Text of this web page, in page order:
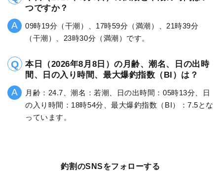
つですか？
09時19分（干潮）、17時59分（満潮）、21時39分
（干潮）、23時30分（満潮）です。
本日（2026年8月8日）の月齢、潮名、日の出時
間、日の入り時間、最大爆釣指数（BI）は？
月齢：24.7、潮名：若潮、日の出時間：05時13分、日
の入り時間：18時54分、最大爆釣指数（BI）：7.5とな
っています。
釣割のSNSをフォローする